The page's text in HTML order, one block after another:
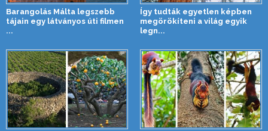
Barangolás Málta legszebb
tájain egy látványos úti filmen
...
Így tudták egyetlen képben
megörökíteni a világ egyik
legn...